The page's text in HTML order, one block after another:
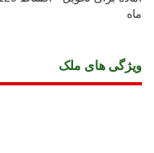
ماه
ويژگی های ملک